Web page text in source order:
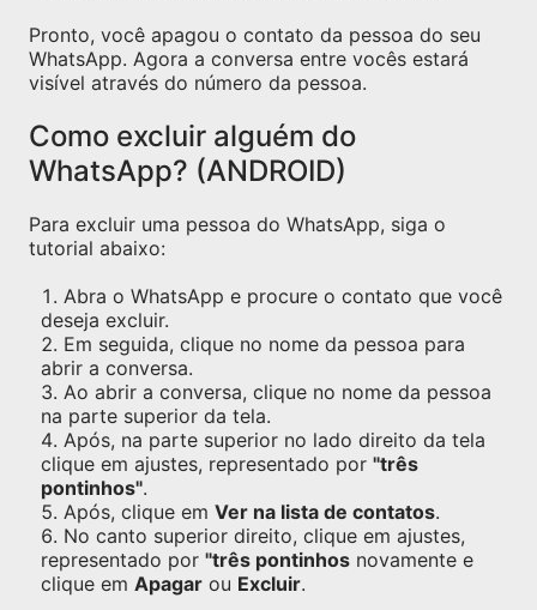
Pronto, você apagou o contato da pessoa do seu
WhatsApp. Agora a conversa entre vocês estará
visível através do número da pessoa.
Como excluir alguém do
WhatsApp? (ANDROID)
Para excluir uma pessoa do WhatsApp, siga o
tutorial abaixo:
Abra o WhatsApp e procure o contato que você
deseja excluir.
Em seguida, clique no nome da pessoa para
abrir a conversa.
Ao abrir a conversa, clique no nome da pessoa
na parte superior da tela.
Após, na parte superior no lado direito da tela
clique em ajustes, representado por "três
pontinhos".
Após, clique em Ver na lista de contatos.
No canto superior direito, clique em ajustes,
representado por "três pontinhos novamente e
clique em Apagar ou Excluir.